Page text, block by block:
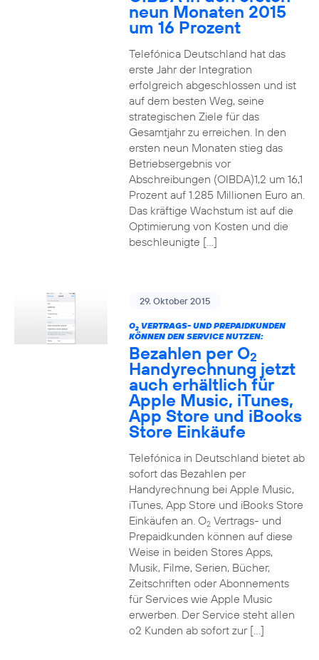
neun Monaten 2015
um 16 Prozent
Telefónica Deutschland hat das
erste Jahr der Integration
erfolgreich abgeschlossen und ist
auf dem besten Weg, seine
strategischen Ziele für das
Gesamtjahr zu erreichen. In den
ersten neun Monaten stieg das
Betriebsergebnis vor
Abschreibungen (OIBDA)1,2 um 16,1
Prozent auf 1.285 Millionen Euro an.
Das kräftige Wachstum ist auf die
Optimierung von Kosten und die
beschleunigte […]
29. Oktober 2015
O2VERTRAGS- UND PREPAIDKUNDEN
KÖNNEN DEN SERVICE NUTZEN:
Bezahlen per O2
Handyrechnung jetzt
auch erhältlich für
Apple Music, iTunes,
App Store und iBooks
Store Einkäufe
Telefónica in Deutschland bietet ab
sofort das Bezahlen per
Handyrechnung bei Apple Music,
iTunes, App Store und iBooks Store
Einkäufen an. O2Vertrags- und
Prepaidkunden können auf diese
Weise in beiden Stores Apps,
Musik, Filme, Serien, Bücher,
Zeitschriften oder Abonnements
für Services wie Apple Music
erwerben. Der Service steht allen
o2 Kunden ab sofort zur […]